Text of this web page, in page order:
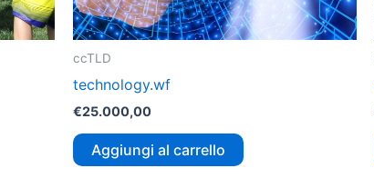
ccTLD
technology.wf
€25.000,00
Aggiungi al carrello